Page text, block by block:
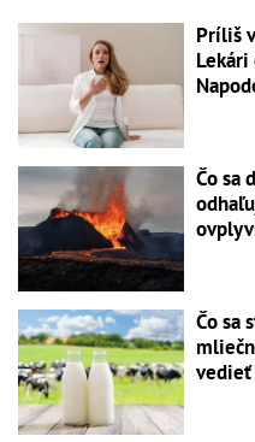
Príliš
Čo sa
Čo sa
vedieť